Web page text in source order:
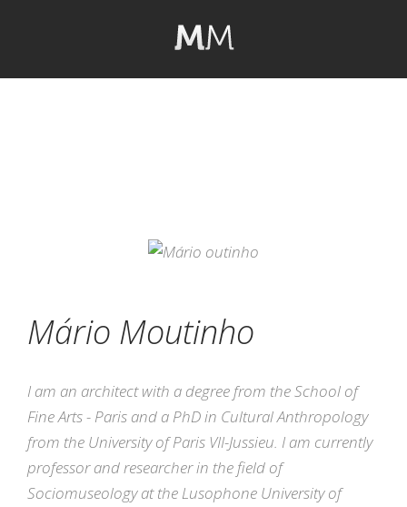
Mário Moutinho
I am an architect with a degree from the School of
Fine Arts - Paris and a PhD in Cultural Anthropology
from the University of Paris VII-Jussieu. I am currently
professor and researcher in the field of
Sociomuseology at the Lusophone University of